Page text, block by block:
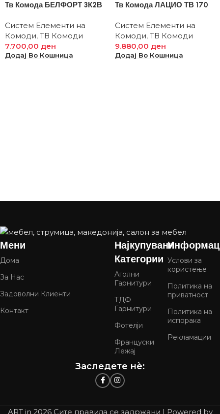
Тв Комода БЕЛФОРТ 3К2В
Систем Елементи на
Комоди, ТВ Комоди
7.700,00 ден
Додај Во Кошница
Тв Комода ЛАЦИО ТВ 170
Систем Елементи на
Комоди, ТВ Комоди
9.880,00 ден
Додај Во Кошница
Мени
Дома
За Нас
Задоволни Клиенти
Контакт
Најкупувани
Категории
Аголни
Гарнитури
ТДФ
Гарнитури
Фотелји
Француски
Лежај
Услови за
користење
Политика на
приватност
Политика на
испорака
Рекламации
Заследете нѐ:
ART in 2026 Сите правила се задржани | Powered by